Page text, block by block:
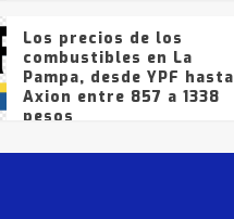
Los precios de los
combustibles en La
Pampa, desde YPF hasta
Axion entre 857 a 1338
pesos
La Bolsa de Cereales de